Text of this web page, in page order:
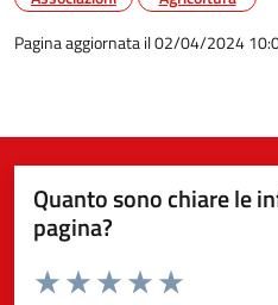
Pagina aggiornata il 02/04/2024
Quanto sono chiare le
pagina?
Valuta da 1 a 5 stelle la pagina